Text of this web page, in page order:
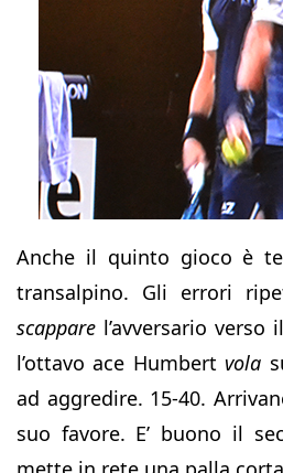
Anche il quinto gioco è
transalpino. Gli errori
scappare l’avversario verso
l’ottavo ace Humbert vola
ad aggredire. 15-40.
suo favore. E’ buono il